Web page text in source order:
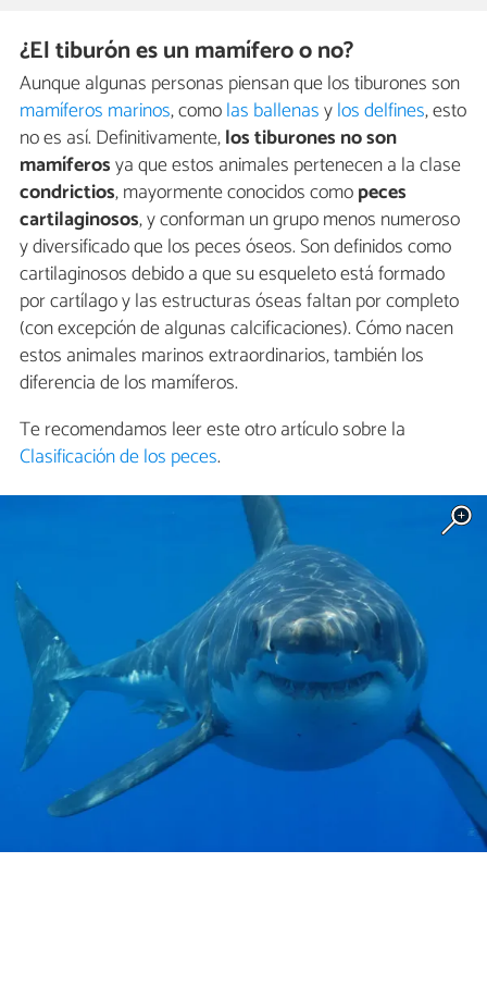
¿El tiburón es un mamífero o no?
Aunque algunas personas piensan que los tiburones son
mamíferos marinos, comolas ballenasylos delfines, esto
no es así. Definitivamente,los tiburones no son
mamíferosya que estos animales pertenecen a la clase
condrictios, mayormente conocidos comopeces
cartilaginosos, y conforman un grupo menos numeroso
y diversificado que los peces óseos. Son definidos como
cartilaginosos debido a que su esqueleto está formado
por cartílago y las estructuras óseas faltan por completo
(con excepción de algunas calcificaciones). Cómo nacen
estos animales marinos extraordinarios, también los
diferencia de los mamíferos.
Te recomendamos leer este otro artículo sobre la
Clasificación de los peces.